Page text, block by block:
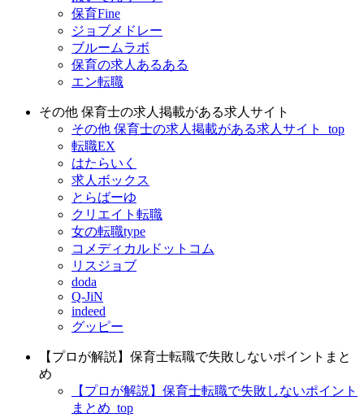
保育Fine
ジョブメドレー
ブルームラボ
保育の求人あるある
エン転職
その他 保育士の求人掲載がある求人サイト
その他 保育士の求人掲載がある求人サイト_top
転職EX
はたらいく
求人ボックス
とらばーゆ
クリエイト転職
女の転職type
コメディカルドットコム
リスジョブ
doda
Q-JiN
indeed
グッピー
【プロが解説】保育士転職で失敗しないポイントまと
め
【プロが解説】保育士転職で失敗しないポイント
まとめ_top